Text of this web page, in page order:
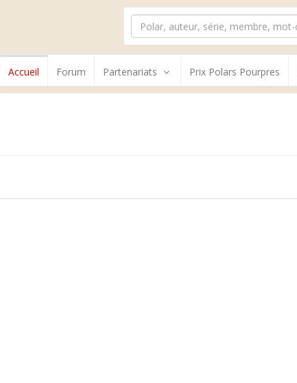
Accueil Forum Partenariats Prix Polars Pourpres